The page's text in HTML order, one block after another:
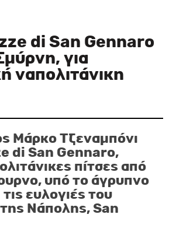
di San Gennaro
για
ναπολιτάνικη
Μάρκο Τζεναμπόνι
di San Gennaro,
πίτσες από
υπό το άγρυπνο
ευλογιές του
Νάπολης, San